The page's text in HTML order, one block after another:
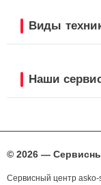
Виды
Наши
© 2026 —
Сервисный центр asko-